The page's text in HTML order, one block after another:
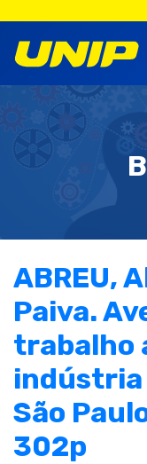
ABREU,
Paiva.
trabalho
indústria
São
302p